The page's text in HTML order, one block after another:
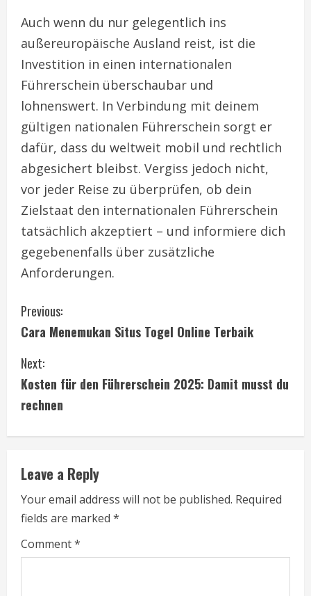
Auch wenn du nur gelegentlich ins
außereuropäische Ausland reist, ist die
Investition in einen internationalen
Führerschein überschaubar und
lohnenswert. In Verbindung mit deinem
gültigen nationalen Führerschein sorgt er
dafür, dass du weltweit mobil und rechtlich
abgesichert bleibst. Vergiss jedoch nicht,
vor jeder Reise zu überprüfen, ob dein
Zielstaat den internationalen Führerschein
tatsächlich akzeptiert – und informiere dich
gegebenenfalls über zusätzliche
Anforderungen.
C
o
n
t
i
n
u
e
R
Previous:
Cara Menemukan Situs Togel Online Terbaik
Next:
Kosten für den Führerschein 2025: Damit musst du
rechnen
Leave a Reply
Your email address will not be published. Required
fields are marked *
Comment*